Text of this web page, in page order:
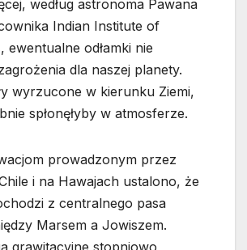
według astronoma Pawana
Indian Institute of
ewentualne odłamki nie
dla naszej planety.
wyrzucone w kierunku Ziemi,
spłonęłyby w atmosferze.
prowadzonym przez
i na Hawajach ustalono, że
z centralnego pasa
Marsem a Jowiszem.